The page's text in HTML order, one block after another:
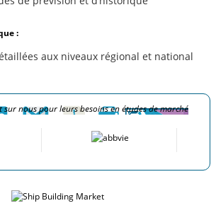
:
aux niveaux régional et national
nous pour leurs besoins en études de marché